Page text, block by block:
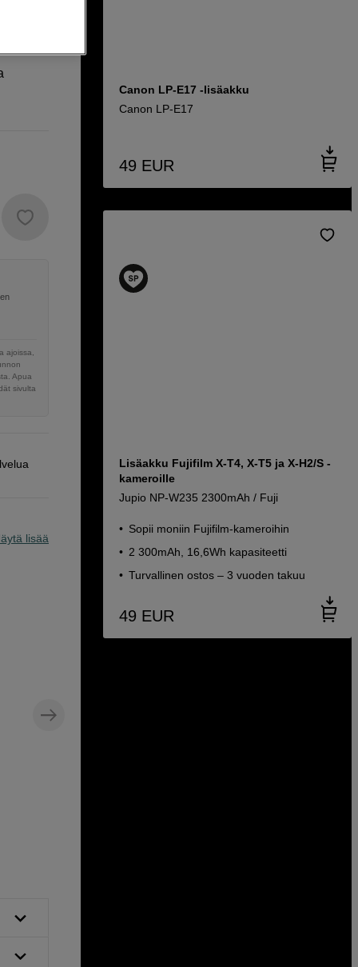
ajoissa,
Apua
sivulta
lisää
Canon LP-E17 -lisäakku
Canon LP-E17
49 EUR
Lisäakku Fujifilm X-T4, X-T5 ja X-H2/S -
kameroille
Jupio NP-W235 2300mAh / Fuji
Sopii moniin Fujifilm-kameroihin
2 300mAh, 16,6Wh kapasiteetti
Turvallinen ostos – 3 vuoden takuu
49 EUR